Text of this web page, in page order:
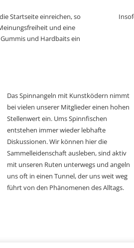
Startseite einreichen, so
und eine
und Hardbaits ein
Das Spinnangeln mit Kunstködern nimmt
bei vielen unserer Mitglieder einen hohen
Stellenwert ein. Ums Spinnfischen
entstehen immer wieder lebhafte
Diskussionen. Wir können hier die
Sammelleidenschaft ausleben, sind aktiv
mit unseren Ruten unterwegs und angeln
uns oft in einen Tunnel, der uns weit weg
führt von den Phänomenen des Alltags.